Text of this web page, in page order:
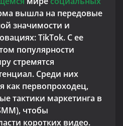
вышла на передовые
значимости и
TikTok. С ее
популярности
стремятся
Среди них
как первопроходец,
тактики маркетинга в
чтобы
коротких видео.